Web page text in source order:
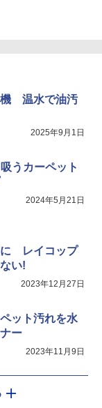
機 温水で油汚
2025年9月1日
うカーペット
2024年5月21日
に レイコップ
い!
2023年12月27日
ット汚れを水
ー
2023年11月9日